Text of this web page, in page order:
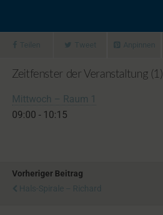
Teilen Tweet Anpinnen
Zeitfenster der Veranstaltung (1)
Mittwoch – Raum 1
09:00 - 10:15
Vorheriger Beitrag
Hals-Spirale – Richard